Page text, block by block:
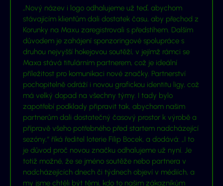
„Nový název i logo odhalujeme už teď, abychom
stávajícím klientům dali dostatek času, aby přechod z
Korunky na Maxu zaregistrovali s předstihem. Dalším
důvodem je zahájení sponzoringové spolupráce s
druhou nejvyšší hokejovou soutěží, v jejímž rámci se
Maxa stává titulárním partnerem, což je ideální
příležitost pro komunikaci nové značky. Partnerství
pochopitelně odráží i novou grafickou identitu ligy, což
má velký dopad na všechny týmy. I tady bylo
zapotřebí podklady připravit tak, abychom našim
partnerům dali dostatečný časový prostor k výrobě a
přípravě všeho potřebného před startem nadcházející
sezóny,“ říká ředitel loterie Filip Bocek, a dodává: „I to
je důvod proč novou značku odhalujeme už nyní. Je
totiž možné, že se jméno soutěže nebo partnera v
nadcházejících dnech či týdnech objeví v médiích, a
my jsme chtěli být těmi, kdo to našim zákazníkům